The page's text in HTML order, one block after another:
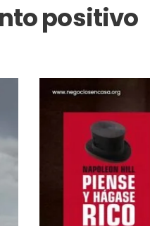
positivo